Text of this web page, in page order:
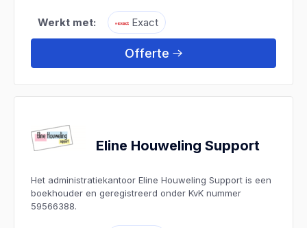
Werkt met: Exact
Offerte
Eline Houweling Support
Het administratiekantoor Eline Houweling Support is een
boekhouder en geregistreerd onder KvK nummer
59566388.